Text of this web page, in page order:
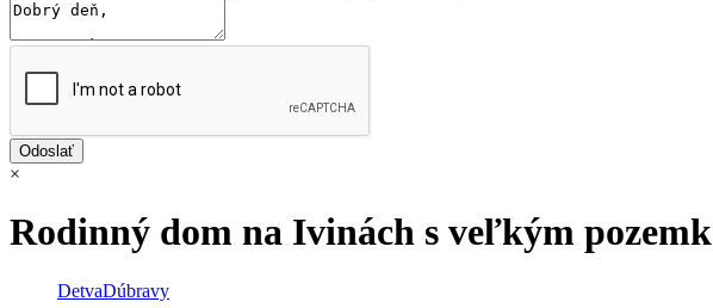
×
Rodinný dom na Ivinách s veľkým
DetvaDúbravy